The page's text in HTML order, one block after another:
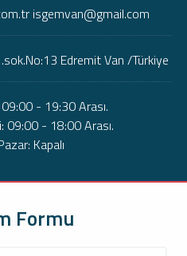
Formu
isgemvan@gmail.com
Edremit Van /Türkiye
- 19:30 Arası.
09:00 - 18:00 Arası.
Kapalı